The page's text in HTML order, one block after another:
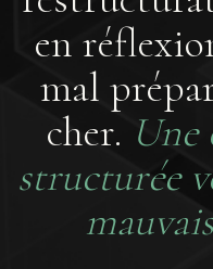
en
mal
cher.
structurée